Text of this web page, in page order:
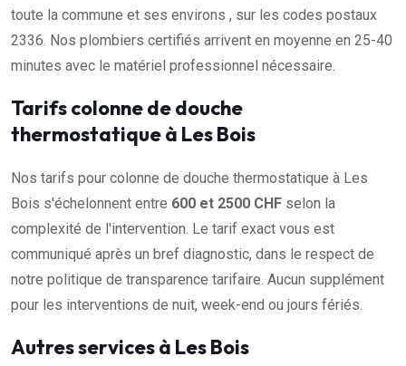
toute la commune et ses environs , sur les codes postaux
2336. Nos plombiers certifiés arrivent en moyenne en 25-40
minutes avec le matériel professionnel nécessaire.
Tarifs colonne de douche
thermostatique à Les Bois
Nos tarifs pour colonne de douche thermostatique à Les
Bois s'échelonnent entre 600 et 2500 CHF selon la
complexité de l'intervention. Le tarif exact vous est
communiqué après un bref diagnostic, dans le respect de
notre politique de transparence tarifaire. Aucun supplément
pour les interventions de nuit, week-end ou jours fériés.
Autres services à Les Bois